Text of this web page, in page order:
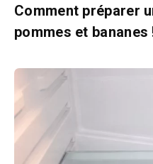
Comment préparer
pommes et bananes